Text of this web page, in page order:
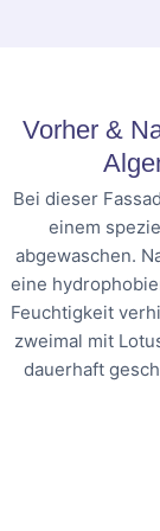
Vorher &
Bei dieser
einem
abgewaschen.
eine
Feuchtigkeit
zweimal mit
dauerhaft